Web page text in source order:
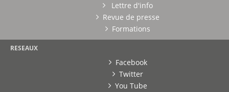
Lettre d'info
Revue de presse
Formations
RESEAUX
Facebook
Twitter
You Tube